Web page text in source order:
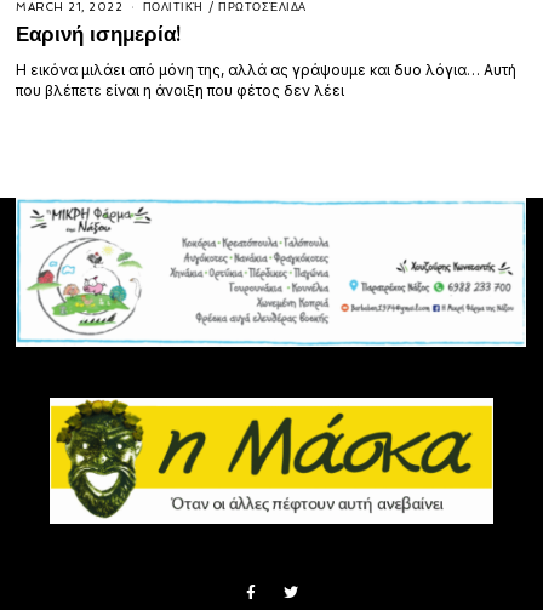
MARCH 21, 2022 ΠΟΛΙΤΙΚΉ / ΠΡΩΤΟΣΈΛΙΔΑ
Εαρινή ισημερία!
Η εικόνα μιλάει από μόνη της, αλλά ας γράψουμε και δυο λόγια… Αυτή
που βλέπετε είναι η άνοιξη που φέτος δεν λέει